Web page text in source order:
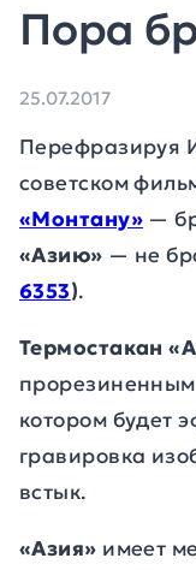
Пора
25.07.2017
Перефразируя
советском
«Монтану»—
«Азию» — не
6353).
Термостакан
котором будет
гравировка
встык.
«Азия» имеет